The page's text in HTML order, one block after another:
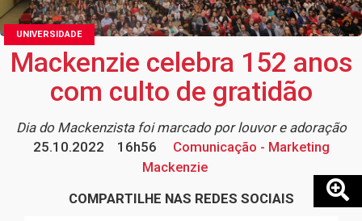
UNIVERSIDADE
Mackenzie celebra 152 anos
com culto de gratidão
Dia do Mackenzista foi marcado por louvor e adoração
25.10.2022
16h56
Comunicação - Marketing
Mackenzie
COMPARTILHE NAS REDES SOCIAIS